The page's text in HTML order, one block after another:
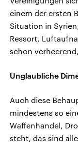
einem der ersten
Situation in
Ressort,
schon
Unglaubliche
Auch diese
mindestens so
Waffenhandel,
steht, das sind